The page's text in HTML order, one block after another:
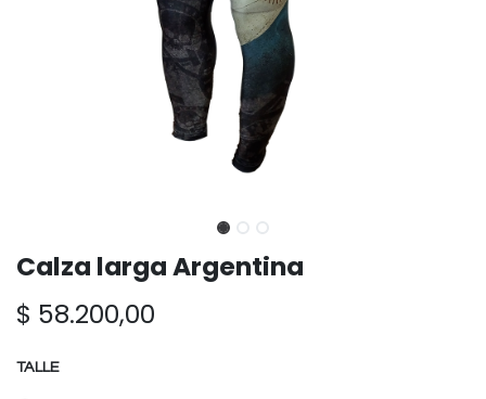
Calza larga Argentina
$ 58.200,00
TALLE